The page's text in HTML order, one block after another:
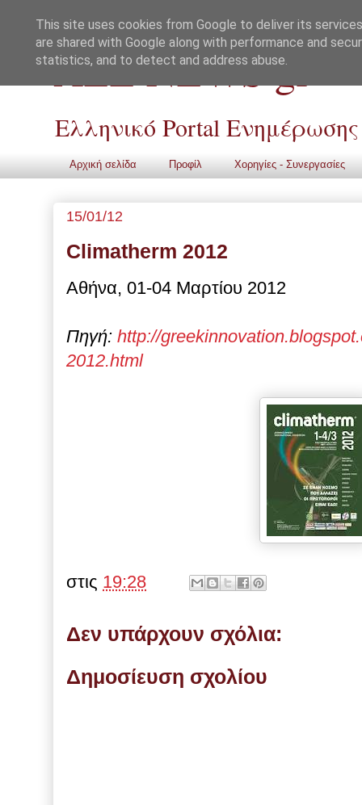
ALL NEWS gr
Ελληνικό Portal Ενημέρωσης
Αρχική σελίδα Προφίλ Χορηγίες - Συνεργασίες
15/01/12
Climatherm 2012
Αθήνα, 01-04 Μαρτίου 2012
Πηγή: http://
2012.html
στις 19:28
Δεν υπάρχουν σχόλια:
Δημοσίευση σχολίου
This site uses cookies from Google to deliver its
are shared with Google along with performance and
statistics, and to detect and address abuse.